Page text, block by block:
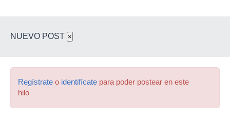
NUEVO POST ×
Regístrate o identifícate para poder postear en este
hilo